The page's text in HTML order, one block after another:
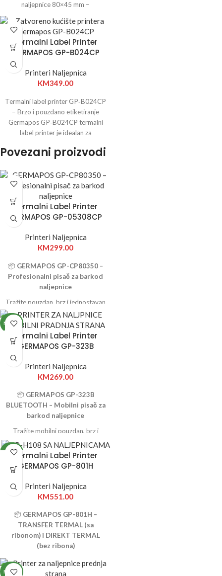
naljepnice 80×45 mm –
Termalni Label Printer
GERMAPOS GP-B024CP
Printeri Naljepnica
KM349.00
Termalni label printer GP‑B024CP
– Brzo i pouzdano etiketiranje
Germapos GP‑B024CP termalni
label printer je idealan za
Povezani proizvodi
Termalni Label Printer
GERMAPOS GP-05308CP
Printeri Naljepnica
KM299.00
📦 GERMAPOS GP-CP80350 –
Profesionalni pisač za barkod
naljepnice
Tražite pouzdan, brz i jednostavan
pisač barkod naljepnica?
GERMAPOS GP-CP80350je
savršen izbor za svaku modernu
trgovinu, skladište, logistički
NOVO
Termalni Label Printer
GERMAPOS GP-323B
Printeri Naljepnica
KM269.00
📦 GERMAPOS GP-323B
BLUETOOTH – Mobilni pisač za
barkod naljepnice
Tražite mobilni pouzdan, brz i
jednostavan pisač barkod
naljepnica?GERMAPOS GP-
323B BLUETOOTHje savršen
izbor za svaku modernu trgovinu,
skladište, logistički centar ili
proizvodni pogon.
NOVOTermalni Label Printer
GERMAPOS GP-801H
Printeri Naljepnica
KM551.00
📦 GERMAPOS GP-801H –
TRANSFER TERMAL (sa
ribonom) i DIREKT TERMAL
(bez ribona)
Tražite pouzdan, brz i jednostavan
pisač barkod naljepnica?
NOVO